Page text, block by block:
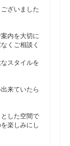
ざいました
内を大切に
くご相談く
スタイルを
来ていたら
した空間で
楽しみにし